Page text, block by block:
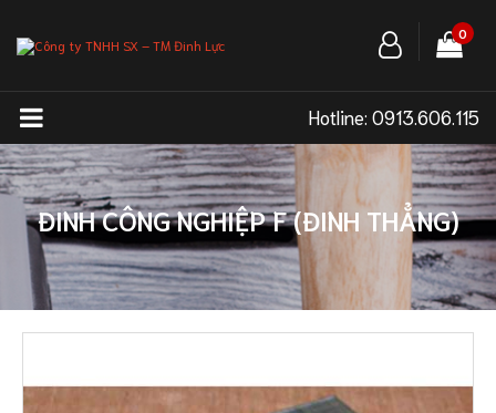
0
Hotline: 0913.606.115
ĐINH CÔNG NGHIỆP F (ĐINH THẲNG)